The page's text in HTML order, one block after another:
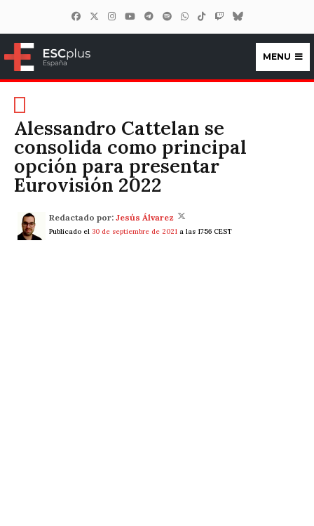
ESCplus España
MENU
Alessandro Cattelan se
consolida como principal
opción para presentar
Eurovisión 2022
Redactado por: Jesús Álvarez
Publicado el 30 de septiembre de 2021 a las 17:56 CEST